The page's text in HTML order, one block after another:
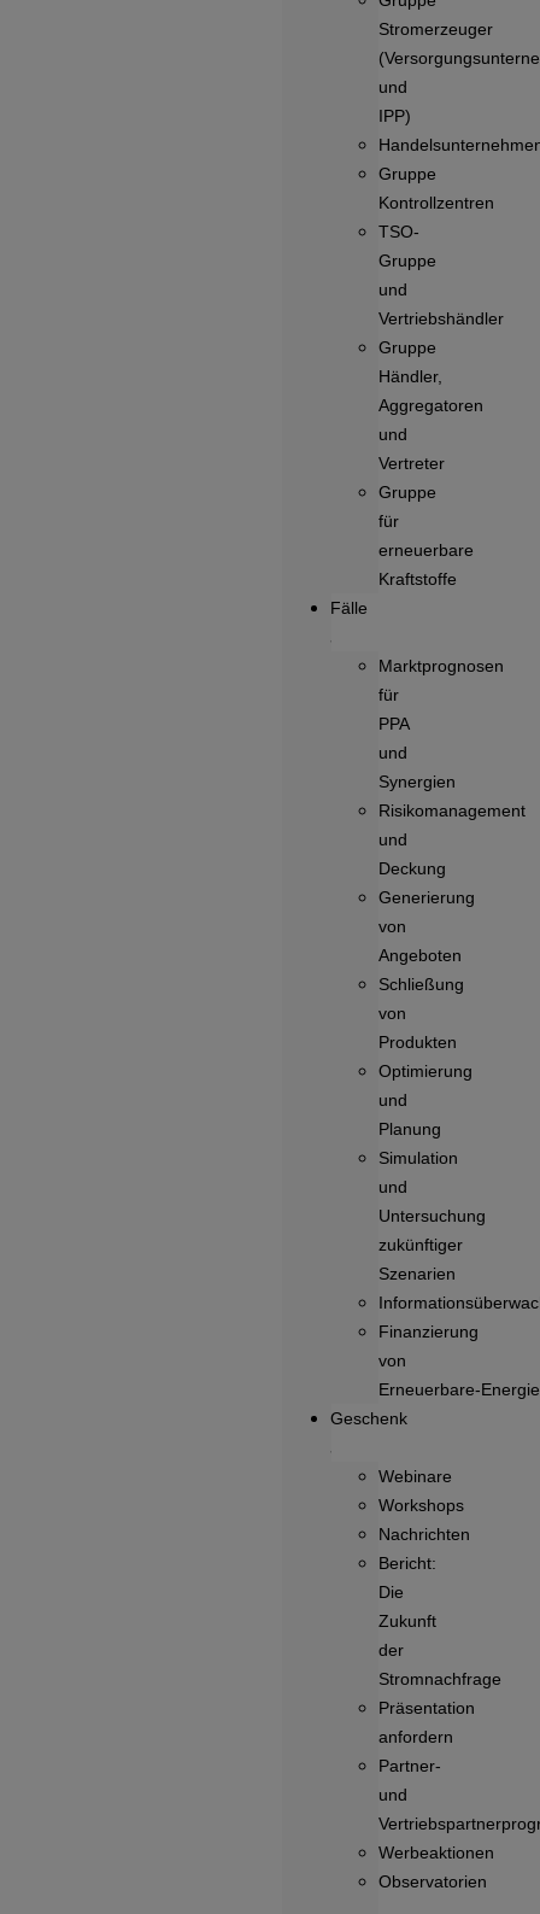
Stromerzeuger
und
IPP)
Gruppe
Kontrollzentren
TSO-
Gruppe
und
Vertriebshändler
Gruppe
Händler,
Aggregatoren
und
Vertreter
Gruppe
für
erneuerbare
Kraftstoffe
Fälle
Marktprognosen
für
PPA
und
Synergien
Risikomanagement
und
Deckung
Generierung
von
Angeboten
Schließung
von
Produkten
Optimierung
und
Planung
Simulation
und
Untersuchung
zukünftiger
Szenarien
Finanzierung
von
Geschenk
Webinare
Workshops
Nachrichten
Bericht:
Die
Zukunft
der
Stromnachfrage
Präsentation
anfordern
Partner-
und
Werbeaktionen
Observatorien